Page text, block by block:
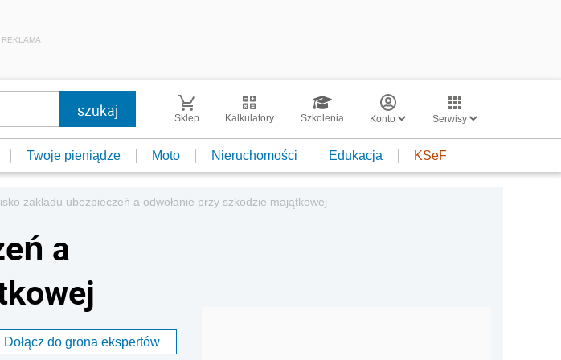
REKLAMA
Sklep Kalkulatory Szkolenia Konto Serwisy
Twoje pieniądze Moto Nieruchomości Edukacja KSeF
zakładu ubezpieczeń a odwołanie przy szkodzie majątkowej
a
Dołącz do grona ekspertów